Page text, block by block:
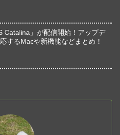
Catalina」が配信開始！アップデ
するMacや新機能などまとめ！